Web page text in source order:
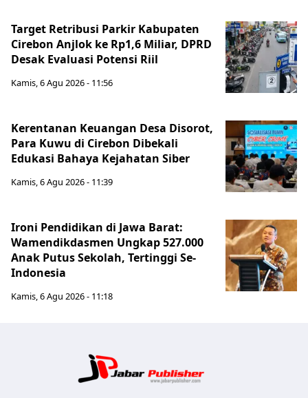
Target Retribusi Parkir Kabupaten
Cirebon Anjlok ke Rp1,6 Miliar, DPRD
Desak Evaluasi Potensi Riil
Kamis, 6 Agu 2026 - 11:56
Kerentanan Keuangan Desa Disorot,
Para Kuwu di Cirebon Dibekali
Edukasi Bahaya Kejahatan Siber
Kamis, 6 Agu 2026 - 11:39
Ironi Pendidikan di Jawa Barat:
Wamendikdasmen Ungkap 527.000
Anak Putus Sekolah, Tertinggi Se-
Indonesia
Kamis, 6 Agu 2026 - 11:18